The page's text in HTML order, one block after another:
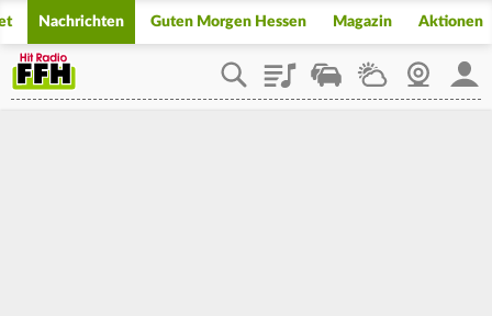
Nachrichten Guten Morgen Hessen Magazin Aktionen
PlaylistStaupilotWetterWebcam